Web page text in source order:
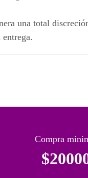
una total
Compra